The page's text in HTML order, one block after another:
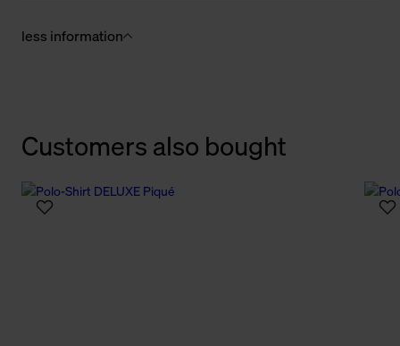
less information
Customers also bought